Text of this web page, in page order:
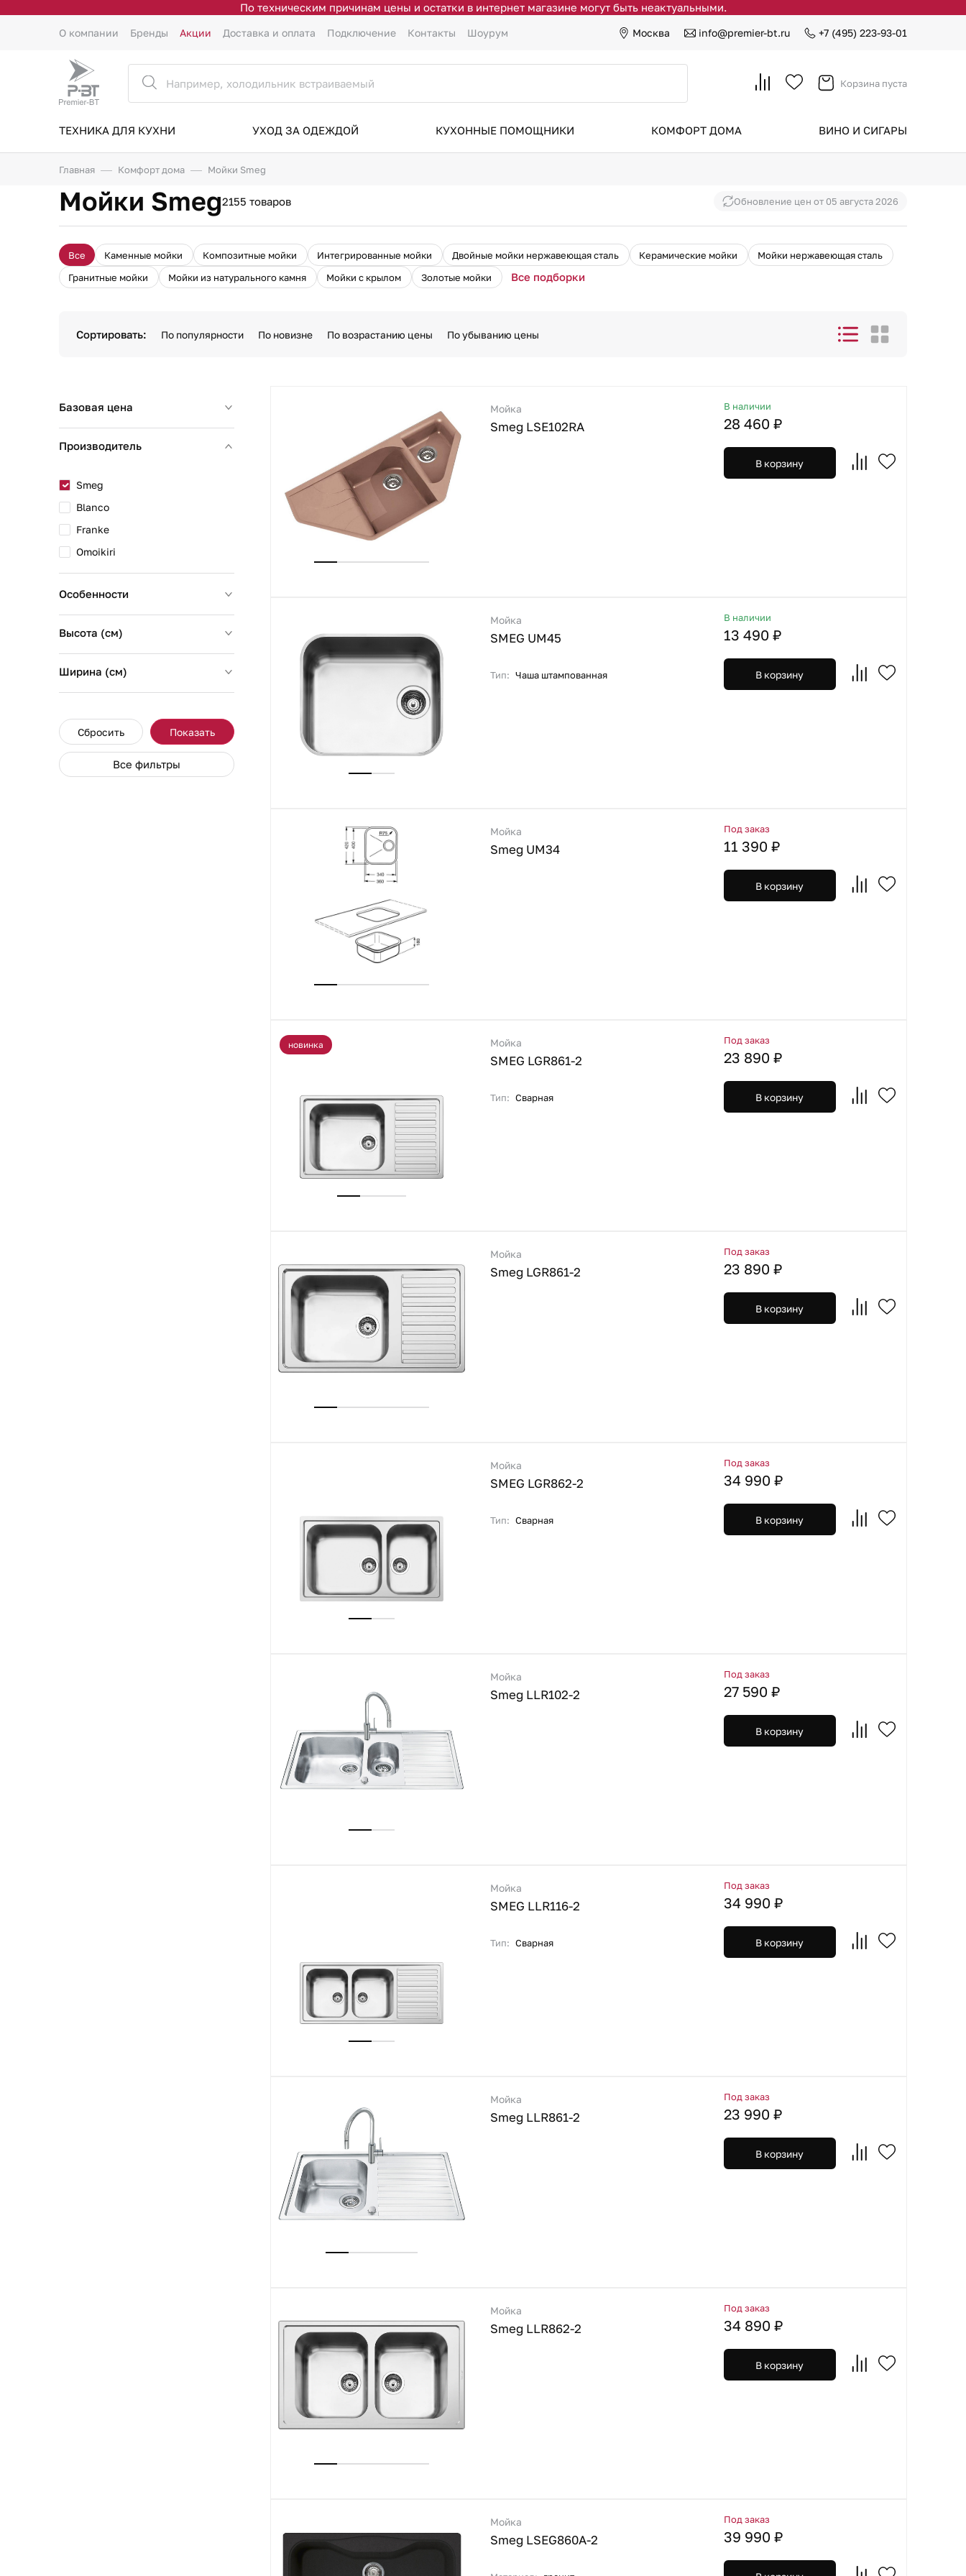
По техническим причинам цены и остатки в интернет магазине могут быть неактуальными.
О компании Бренды Акции Доставка и оплата Подключение Контакты Шоурум Москва info@premier-bt.ru +7 (495) 223-93-01
Корзина пуста
ТЕХНИКА ДЛЯ КУХНИ УХОД ЗА ОДЕЖДОЙ КУХОННЫЕ ПОМОЩНИКИ КОМФОРТ ДОМА ВИНО И СИГАРЫ
Главная Комфорт дома Мойки Smeg
Мойки Smeg2155 товаров Обновление цен от 05 августа 2026
Все Каменные мойки Композитные мойки Интегрированные мойки Двойные мойки нержавеющая сталь Керамические мойки
Мойки нержавеющая сталь
Гранитные мойки
Мойки из натурального камня Мойки с крылом Золотые мойки Все подборки
Сортировать: По популярности По новизне По возрастанию цены По убыванию цены
Базовая цена
Производитель
Smeg
Blanco
Franke
Omoikiri
Особенности
Высота (см)
Ширина (см)
Сбросить Показать
Все фильтры
Мойка
Smeg LSE102RA
В наличии
28 460 ₽
В корзину
Мойка
SMEG UM45
Тип: Чаша штампованная
В наличии
13 490 ₽
В корзину
Мойка
Smeg UM34
Под заказ
11 390 ₽
В корзину
новинка Мойка
SMEG LGR861-2
Тип: Сварная
Под заказ
23 890 ₽
В корзину
Мойка
Smeg LGR861-2
Под заказ
23 890 ₽
В корзину
Мойка
SMEG LGR862-2
Тип: Сварная
Под заказ
34 990 ₽
В корзину
Мойка
Smeg LLR102-2
Под заказ
27 590 ₽
В корзину
Мойка
SMEG LLR116-2
Тип: Сварная
Под заказ
34 990 ₽
В корзину
Мойка
Smeg LLR861-2
Под заказ
23 990 ₽
В корзину
Мойка
Smeg LLR862-2
Под заказ
34 890 ₽
В корзину
Мойка
Smeg LSEG860A-2
Под заказ
39 990 ₽